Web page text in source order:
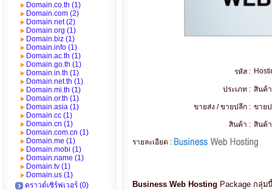
Domain.co.th (1)
Domain.com (2)
Domain.net (2)
Domain.org (1)
Domain.biz (1)
Domain.info (1)
Domain.ac.th (1)
Domain.go.th (1)
Domain.in.th (1)
Domain.net.th (1)
Domain.mi.th (1)
Domain.or.th (1)
Domain.asia (1)
Domain.cc (1)
Domain.cn (1)
Domain.com.cn (1)
Domain.me (1)
Domain.mobi (1)
Domain.name (1)
Domain.tv (1)
Domain.us (1)
คราวด์เซิร์ฟเวอร์ (0)
รหัส :
ประเภท : สินค้
ขายส่ง / ขายปลีก : ขาย
สินค้า : สินค้
รายละเอียด :
Business Web Hosting Package กลุ่ม